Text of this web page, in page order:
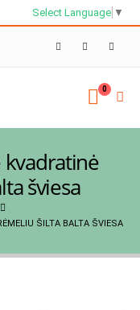
Select Language ▼
0
kvadratinė
šviesa
ŠILTA BALTA ŠVIESA